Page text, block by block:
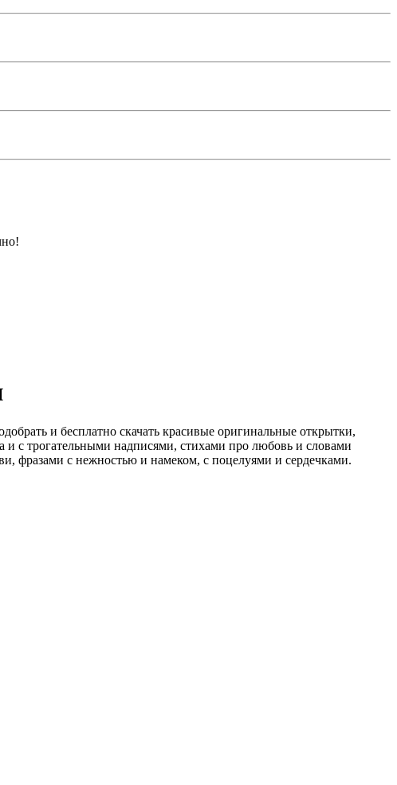
и бесплатно скачать красивые оригинальные открытки,
с трогательными надписями, стихами про любовь и словами
с нежностью и намеком, с поцелуями и сердечками.